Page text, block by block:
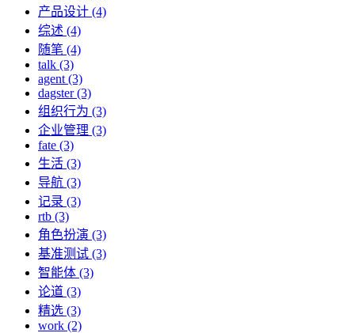
产品设计 (4)
综述 (4)
随笔 (4)
talk (3)
agent (3)
dagster (3)
组织行为 (3)
企业管理 (3)
fate (3)
生活 (3)
导航 (3)
记录 (3)
rtb (3)
角色扮演 (3)
基准测试 (3)
智能体 (3)
论道 (3)
精选 (3)
work (2)